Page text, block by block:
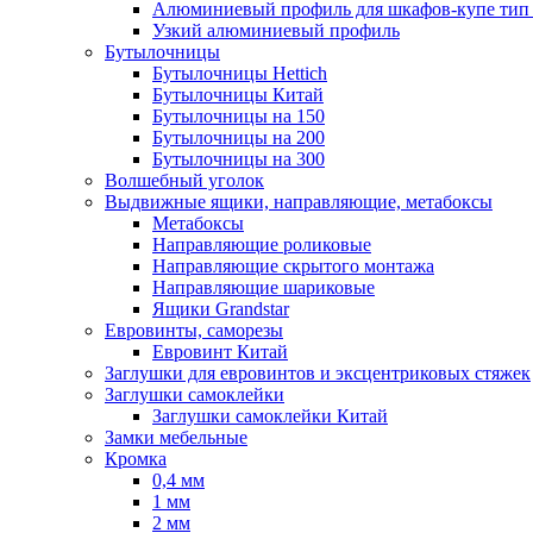
Алюминиевый профиль для шкафов-купе
Узкий алюминиевый профиль
Бутылочницы
Бутылочницы Hettich
Бутылочницы Китай
Бутылочницы на 150
Бутылочницы на 200
Бутылочницы на 300
Волшебный уголок
Выдвижные ящики, направляющие, метабоксы
Метабоксы
Направляющие роликовые
Направляющие скрытого монтажа
Направляющие шариковые
Ящики Grandstar
Евровинты, саморезы
Евровинт Китай
Заглушки для евровинтов и эксцентриковых стяжек
Заглушки самоклейки
Заглушки самоклейки Китай
Замки мебельные
Кромка
0,4 мм
1 мм
2 мм